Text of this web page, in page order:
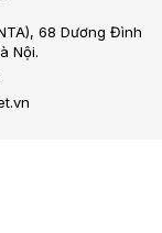
68 Dương Đình
Nội.